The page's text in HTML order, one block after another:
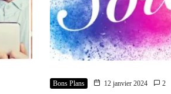
Bons Plans 12 janvier 2024 2